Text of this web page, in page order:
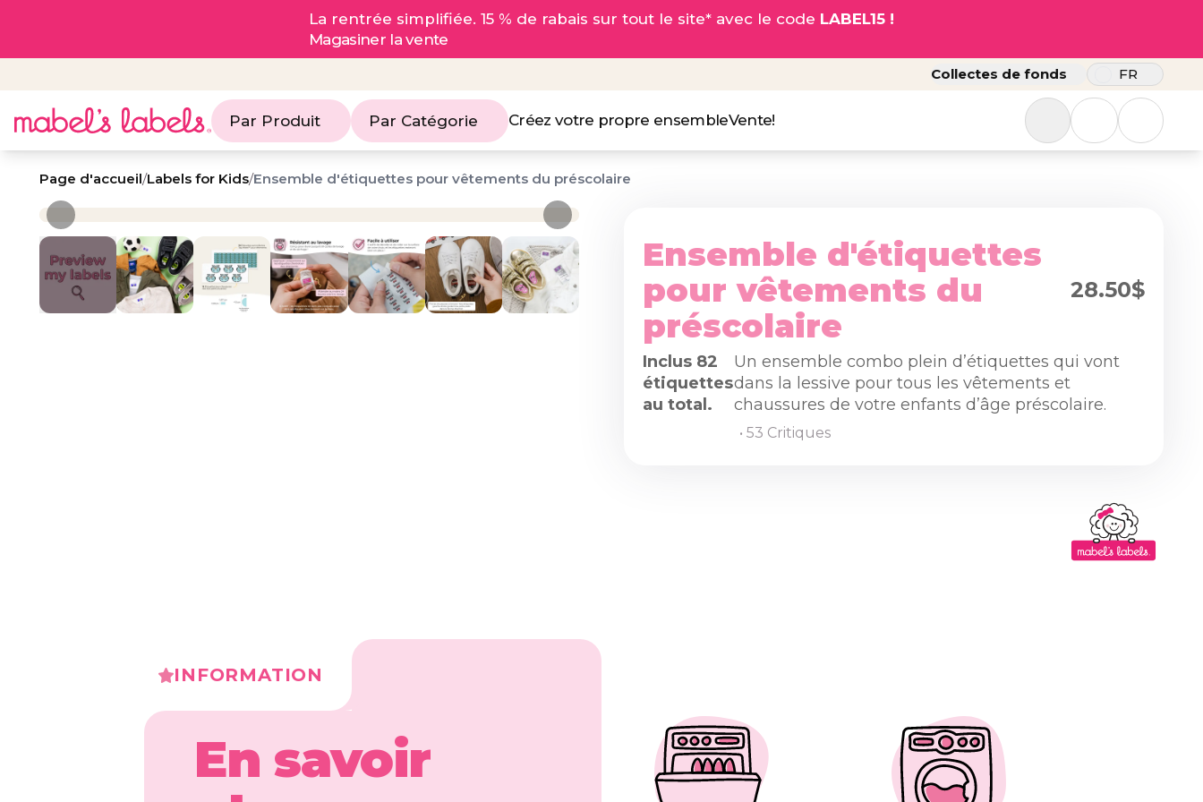
La rentrée simplifiée. 15 % de rabais sur tout le site* avec le code LABEL15 !
Magasiner la vente
Collectes de fonds FR
Par Produit Par Catégorie Créez votre propre ensembleVente!
Page d'accueil/Labels for Kids/Ensemble d'étiquettes pour vêtements du préscolaire
Ensemble d'étiquettes
pour vêtements du
préscolaire
28.50$
Inclus 82
étiquettes
au total.
Un ensemble combo plein d’étiquettes qui vont
dans la lessive pour tous les vêtements et
chaussures de votre enfants d’âge préscolaire.
• 53 Critiques
INFORMATION
En savoir